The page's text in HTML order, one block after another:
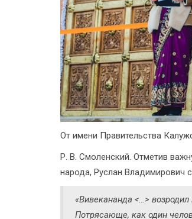
От имени Правительства
Р. В. Смоленский. Отметив
народа, Руслан Владимирович
«Вивекананда <…>
Потрясающе, как один